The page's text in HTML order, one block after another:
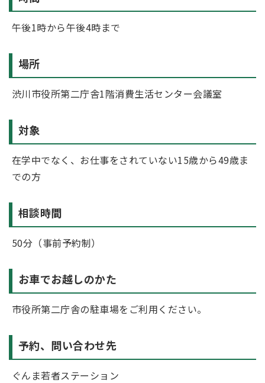
午後1時から午後4時まで
場所
渋川市役所第二庁舎1階消費生活センター会議室
対象
在学中でなく、お仕事をされていない15歳から49歳ま
での方
相談時間
50分（事前予約制）
お車でお越しのかた
市役所第二庁舎の駐車場をご利用ください。
予約、問い合わせ先
ぐんま若者ステーション